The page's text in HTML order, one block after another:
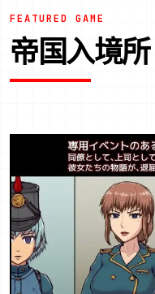
FEATURED GAME
帝国入境所